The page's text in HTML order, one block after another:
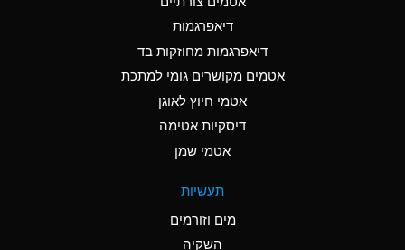
Ammonia Anhydrous
D
Ammonia Gas (cold)
D
Ammonia Gas (hot)
דיאפרגמות
דיאפרגמות מחוזקות בד
אטמים מקושרים גומי למתכת
אטמי חיוץ לאוגן
דיסקיות אטימה
אטמי שמן
תעשיות
מים וזורמים
השקיה